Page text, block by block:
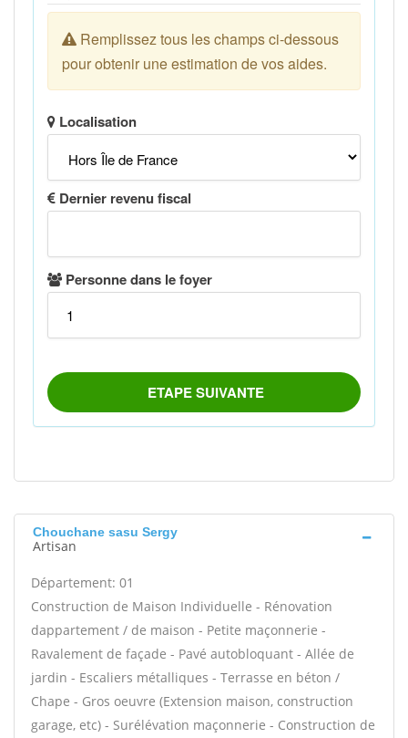
Chouchane sasu Sergy
Artisan
Département: 01
Construction de Maison Individuelle - Rénovation
dappartement / de maison - Petite maçonnerie -
Ravalement de façade - Pavé autobloquant - Allée de
jardin - Escaliers métalliques - Terrasse en béton /
Chape - Gros oeuvre (Extension maison, construction
garage, etc) - Surélévation maçonnerie - Construction de